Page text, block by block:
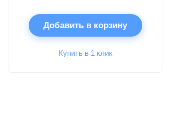
Добавить в корзину
Купить в 1 клик